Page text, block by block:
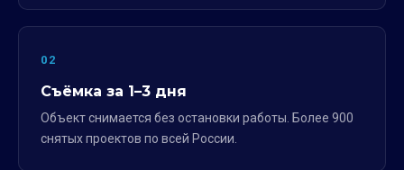
02
Съёмка за 1–3 дня
Объект снимается без остановки работы. Более 900
снятых проектов по всей России.